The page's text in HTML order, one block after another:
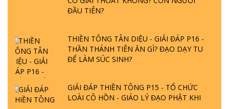
ĐẦU TIÊN?
THIỀN TÔNG TÂN DIỆU - GIẢI ĐÁP P16 -
THẦN THÁNH TIÊN ĂN GÌ? ĐẠO DẠY TU
ĐỂ LÀM SÚC SINH?
GIẢI ĐÁP THIỀN TÔNG P15 - TỔ CHỨC
LOÀI CÔ HỒN - GIÁO LÝ ĐẠO PHẬT KHI
NÀO XUẤT BẢN